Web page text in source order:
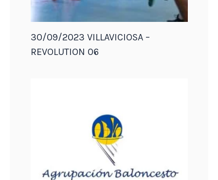
30/09/2023 VILLAVICIOSA –
REVOLUTION 06